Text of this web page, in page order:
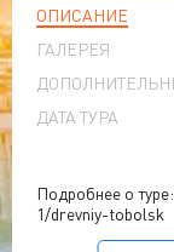
ОПИСАНИЕ
ГАЛЕРЕЯ
ДАТА ТУРА
Подробнее о
1/drevniy-tobolsk